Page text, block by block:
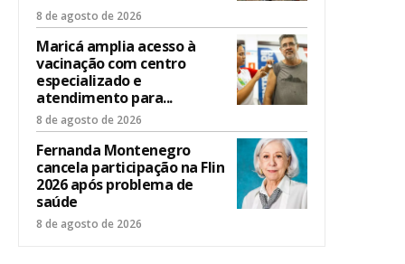
8 de agosto de 2026
Maricá amplia acesso à
vacinação com centro
especializado e
atendimento para...
8 de agosto de 2026
Fernanda Montenegro
cancela participação na Flin
2026 após problema de
saúde
8 de agosto de 2026